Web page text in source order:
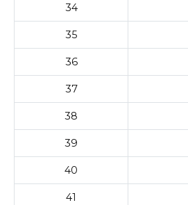
34
35
36
37
38
39
40
41